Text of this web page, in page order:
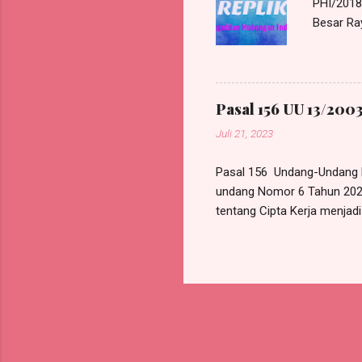
PHI/
Besar
580, e-
PHI/
Pasal 156 UU 13/
Juli 21, 2023
Pasal 156 Undang-
undang Nomor 6 Tahun
tentang Cipta Kerja
pesangon sebagaimana
upah; c. masa kerja 2
tahun atau lebih tetapi